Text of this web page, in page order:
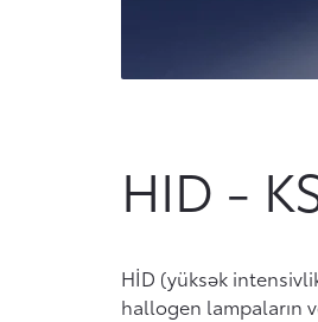
HID -
HİD (yüksək
hallogen lampaların